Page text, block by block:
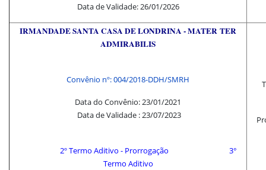
Data de Validade: 26/01/2026
IRMANDADE SANTA CASA DE LONDRINA - MATER TER
ADMIRABILIS
Convênio nº: 004/2018-DDH/SMRH
Data do Convênio: 23/01/2021
Data de Validade : 23/07/2023
2º Termo Aditivo - Prorrogação
3°
Termo Aditivo